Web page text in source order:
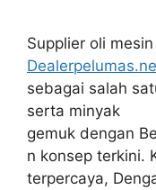
Supplier oli
sebagai salah
serta minyak
gemuk dengan
n konsep terkini.
terpercaya,